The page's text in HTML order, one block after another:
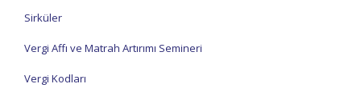
Sirküler
Vergi Affı ve Matrah Artırımı Semineri
Vergi Kodları